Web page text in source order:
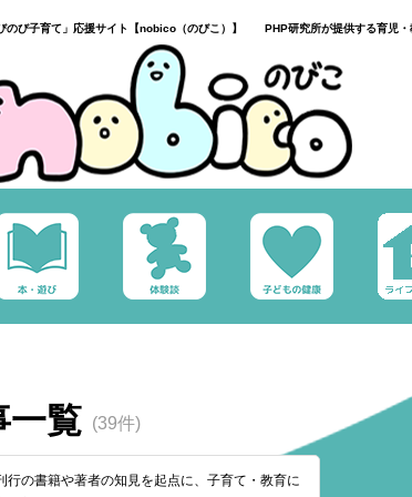
のび子育て」応援サイト【nobico（のびこ）】 PHP研究所が提供する育児・
一覧 (39件)
の書籍や著者の知見を起点に、子育て・教育に